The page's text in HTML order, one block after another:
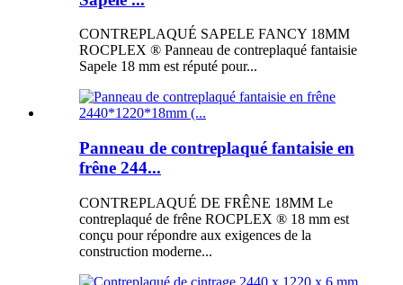
CONTREPLAQUÉ SAPELE FANCY 18MM
ROCPLEX ® Panneau de contreplaqué fantaisie
Sapele 18 mm est réputé pour...
Panneau de contreplaqué fantaisie en
frêne 244...
CONTREPLAQUÉ DE FRÊNE 18MM Le
contreplaqué de frêne ROCPLEX ® 18 mm est
conçu pour répondre aux exigences de la
construction moderne...